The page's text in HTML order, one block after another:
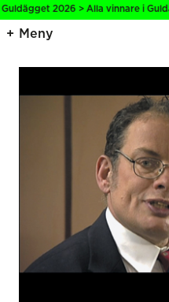
2026 > Alla vinnare i
Meny